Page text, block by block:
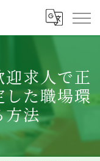
求人で正
た職場環
方法